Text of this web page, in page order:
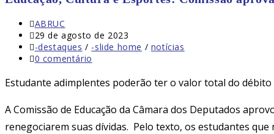
Autor
do
post:
ABRUC
Post
publicado:
29 de agosto de 2023
Categoria
do
-destaques / -slide home / notícias
Comentários
post:
0 comentário
Estudante adimplentes poderão ter o valor total do débito
A Comissão de Educação da Câmara dos Deputados
renegociarem suas dívidas. Pelo texto, os estudantes